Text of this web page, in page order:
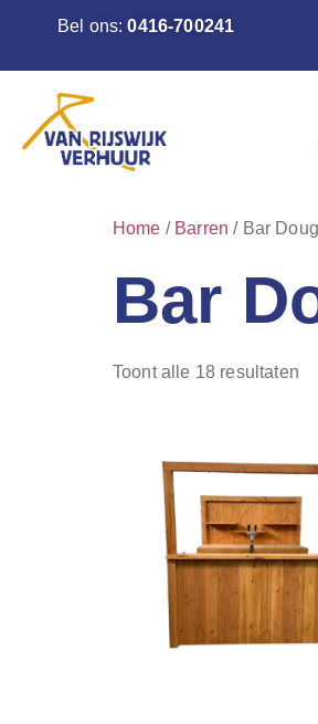
Bel ons:0416-700241
Home / Barren / Bar
Bar
Toont alle 18 resultaten